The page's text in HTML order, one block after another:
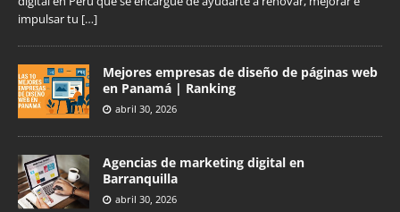
impulsar tu […]
Mejores empresas de diseño de páginas web
en Panamá | Ranking
abril 30, 2026
Agencias de marketing digital en
Barranquilla
abril 30, 2026